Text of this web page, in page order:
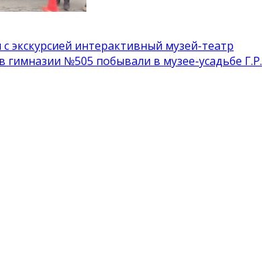
экскурсией интерактивный музей-театр
гимназии №505 побывали в музее-усадьбе Г.Р.